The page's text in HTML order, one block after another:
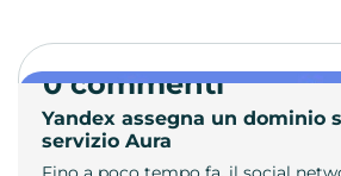
Yandex assegna un dominio
servizio Aura
0 commenti